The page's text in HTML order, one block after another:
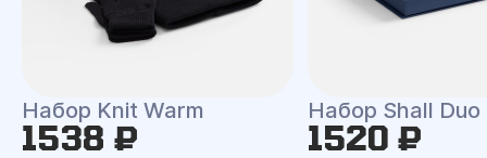
Набор Knit Warm
1538 ₽
Набор Shall Duo
1520 ₽